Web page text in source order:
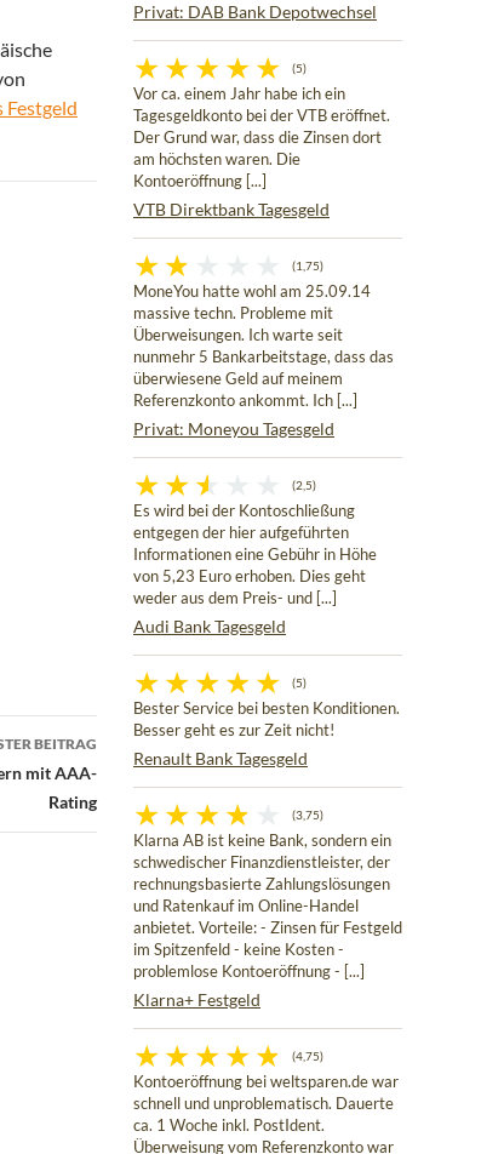
Festgeld
BEITRAG
mit AAA-
Rating
Privat: DAB Bank Depotwechsel
(5)
Vor ca. einem Jahr habe ich ein
Tagesgeldkonto bei der VTB eröffnet.
Der Grund war, dass die Zinsen dort
am höchsten waren. Die
Kontoeröffnung [...]
VTB Direktbank Tagesgeld
(1,75)
MoneYou hatte wohl am 25.09.14
massive techn. Probleme mit
Überweisungen. Ich warte seit
nunmehr 5 Bankarbeitstage, dass das
überwiesene Geld auf meinem
Referenzkonto ankommt. Ich [...]
Privat: Moneyou Tagesgeld
(2,5)
Es wird bei der Kontoschließung
entgegen der hier aufgeführten
Informationen eine Gebühr in Höhe
von 5,23 Euro erhoben. Dies geht
weder aus dem Preis- und [...]
Audi Bank Tagesgeld
(5)
Bester Service bei besten Konditionen.
Besser geht es zur Zeit nicht!
Renault Bank Tagesgeld
(3,75)
Klarna AB ist keine Bank, sondern ein
schwedischer Finanzdienstleister, der
rechnungsbasierte Zahlungslösungen
und Ratenkauf im Online-Handel
anbietet. Vorteile: - Zinsen für Festgeld
im Spitzenfeld - keine Kosten -
problemlose Kontoeröffnung - [...]
Klarna+ Festgeld
(4,75)
Kontoeröffnung bei weltsparen.de war
schnell und unproblematisch. Dauerte
ca. 1 Woche inkl. PostIdent.
Überweisung vom Referenzkonto war